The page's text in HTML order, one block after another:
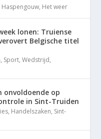
Haspengouw, Het weer
lonen: Truiense
Belgische titel
, Sport,Wedstrijd,
onvoldoende op
in Sint-Truiden
, Handelszaken, Sint-